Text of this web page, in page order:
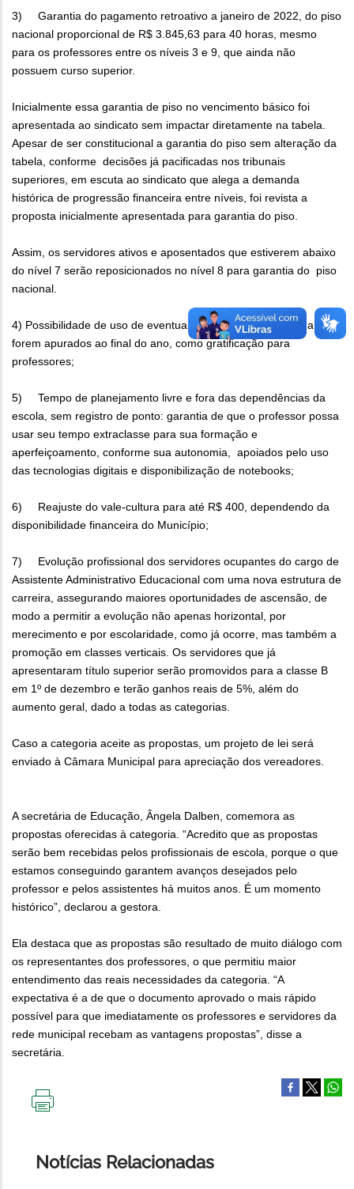
3) Garantia do pagamento retroativo a janeiro de 2022, do piso
nacional proporcional de R$ 3.845,63 para 40 horas, mesmo
para os professores entre os níveis 3 e 9, que ainda não
possuem curso superior.
Inicialmente essa garantia de piso no vencimento básico foi
apresentada ao sindicato sem impactar diretamente na tabela.
Apesar de ser constitucional a garantia do piso sem alteração da
tabela, conforme decisões já pacificadas nos tribunais
superiores, em escuta ao sindicato que alega a demanda
histórica de progressão financeira entre níveis, foi revista a
proposta inicialmente apresentada para garantia do piso.
Assim, os servidores ativos e aposentados que estiverem abaixo
do nível 7 serão reposicionados no nível 8 para garantia do piso
nacional.
4) Possibilidade de uso de eventuais saldos do Fundeb, quando
forem apurados ao final do ano, como gratificação para
professores;
5) Tempo de planejamento livre e fora das dependências da
escola, sem registro de ponto: garantia de que o professor possa
usar seu tempo extraclasse para sua formação e
aperfeiçoamento, conforme sua autonomia, apoiados pelo uso
das tecnologias digitais e disponibilização de notebooks;
6) Reajuste do vale-cultura para até R$ 400, dependendo da
disponibilidade financeira do Município;
7) Evolução profissional dos servidores ocupantes do cargo de
Assistente Administrativo Educacional com uma nova estrutura de
carreira, assegurando maiores oportunidades de ascensão, de
modo a permitir a evolução não apenas horizontal, por
merecimento e por escolaridade, como já ocorre, mas também a
promoção em classes verticais. Os servidores que já
apresentaram título superior serão promovidos para a classe B
em 1º de dezembro e terão ganhos reais de 5%, além do
aumento geral, dado a todas as categorias.
Caso a categoria aceite as propostas, um projeto de lei será
enviado à Câmara Municipal para apreciação dos vereadores.
A secretária de Educação, Ângela Dalben, comemora as
propostas oferecidas à categoria. “Acredito que as propostas
serão bem recebidas pelos profissionais de escola, porque o que
estamos conseguindo garantem avanços desejados pelo
professor e pelos assistentes há muitos anos. É um momento
histórico”, declarou a gestora.
Ela destaca que as propostas são resultado de muito diálogo com
os representantes dos professores, o que permitiu maior
entendimento das reais necessidades da categoria. “A
expectativa é a de que o documento aprovado o mais rápido
possível para que imediatamente os professores e servidores da
rede municipal recebam as vantagens propostas”, disse a
secretária.
Notícias Relacionadas